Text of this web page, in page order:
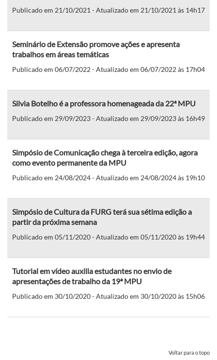
Publicado em 21/10/2021 - Atualizado em 21/10/2021 às 14h17
Seminário de Extensão promove ações e apresenta
trabalhos em áreas temáticas
Publicado em 06/07/2022 - Atualizado em 06/07/2022 às 17h04
Silvia Botelho é a professora homenageada da 22ª MPU
Publicado em 29/09/2023 - Atualizado em 29/09/2023 às 16h49
Simpósio de Comunicação chega à terceira edição, agora
como evento permanente da MPU
Publicado em 24/08/2024 - Atualizado em 24/08/2024 às 19h10
Simpósio de Cultura da FURG terá sua sétima edição a
partir da próxima semana
Publicado em 05/11/2020 - Atualizado em 05/11/2020 às 19h44
Tutorial em vídeo auxilia estudantes no envio de
apresentações de trabalho da 19ª MPU
Publicado em 30/10/2020 - Atualizado em 30/10/2020 às 15h06
Voltar para o topo